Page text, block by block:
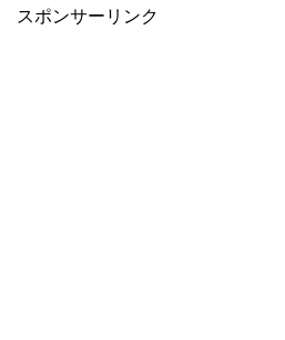
スポンサーリンク